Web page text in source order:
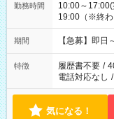
勤務時間
10:00～
19:00（※終わ
期間 【急募】即
特徴 履歴書不要 /
電話対応なし /
気になる！